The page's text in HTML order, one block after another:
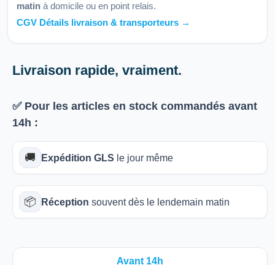
matin à domicile ou en point relais.
CGV Détails livraison & transporteurs →
Livraison rapide, vraiment.
✅ Pour les articles en stock commandés avant
14h :
🚚 Expédition GLS le jour même
📦 Réception souvent dès le lendemain matin
Avant 14h